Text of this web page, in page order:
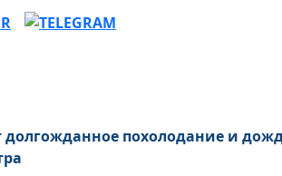
долгожданное похолодание и